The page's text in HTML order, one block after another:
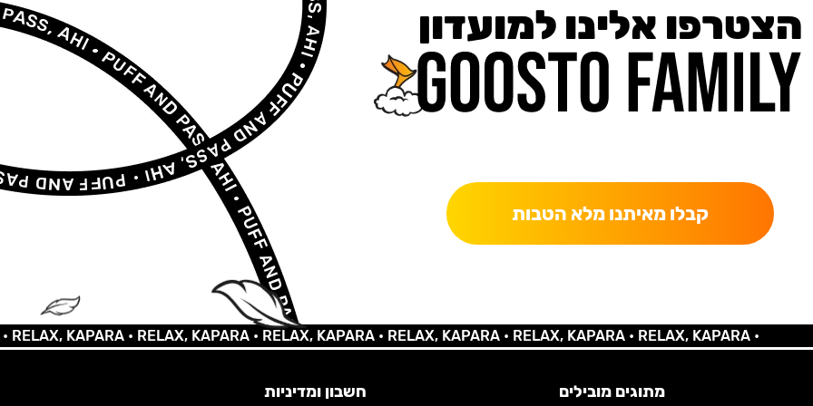
הצטרפו אלינו למועדון
קבלו מאיתנו מלא הטבות
KAPARA •RELAX, KAPARA •RELAX, KAPARA •RELAX, KAPARA •RELAX, KAPARA •RELAX, KAPARA •
מתוגים מובילים חשבון ומדיניות